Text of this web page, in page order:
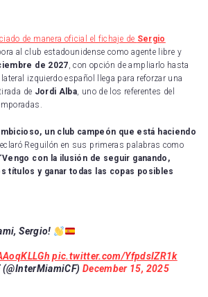
de manera oficial el fichaje de Sergio
al club estadounidense como agente libre y
de 2027, con opción de ampliarlo hasta
lateral izquierdo español llega para reforzar una
de Jordi Alba, uno de los referentes del
un club campeón que está haciendo
Reguilón en sus primeras palabras como
Vengo con la ilusión de seguir ganando,
títulos y ganar todas las copas posibles
Sergio!
pic.twitter.com/YfpdsIZR1k
December 15, 2025